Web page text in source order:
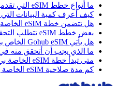
ما أنواع خطط eSIM التي تقدمها Gohub؟
كيف أعرف كمية البيانات التي
هل تتضمن خطة eSIM الخاصة بي المكالمات والرسائل؟
بعض خطط eSIM تتطلب التحقق من الهوية. ما هو ذلك؟
هل يأتي Gohub eSIM الخاص بي مع رقم هاتف؟
ما الذي يجب أن أتحقق منه في
متى تبدأ خطة eSIM الخاصة بي؟
كم مدة صلاحية eSIM الخاصة بي؟